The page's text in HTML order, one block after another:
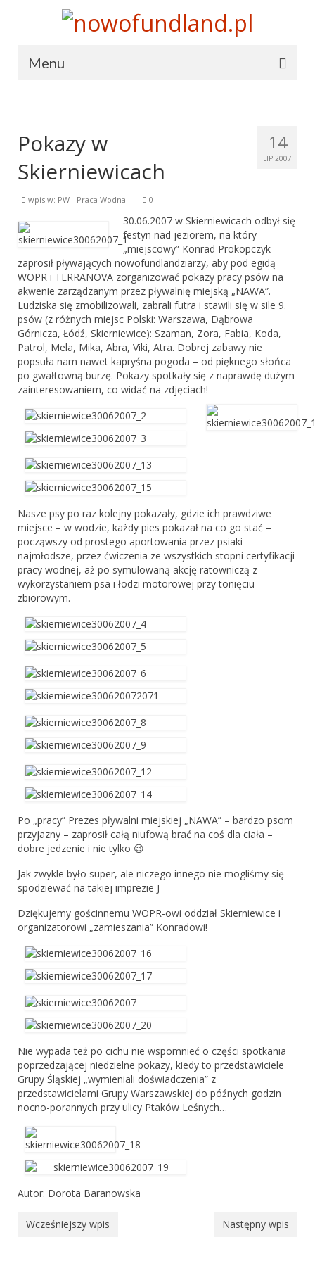
Menu
Statut
Prasa o nas
Hymn
Dołącz do nas
Baner
Poradnik
O hodowli
Pielęgnacja
Sekcje Stowarzyszenia Terranova
Sekcja pomocy
Sekcja Pomocy
Znalazły Dom
Adopcje
Sekcja Dogoterapii
Sekcje pracy z nowofundlandem
Sekcja Pracy Wodnej
PW – Praca Wodna
Przepisy Certyfikacji Pracy Wodnej
ćwiczenia sekcji Pracy Wodnej
PT – Posłuszeństwo
PP – praca pociągowa
PP czyli praca pociągowa
Przepisy Certyfikacji Pracy Pociągowej
Ćwiczenia pociągowe
Sporty zaprzęgowe
Sekcja Agility
Przepisy agillity
14
LIP 2007
Pokazy w
Skierniewicach
wpis w: PW - Praca Wodna | 0
30.06.2007 w Skierniewicach odbył się
festyn nad jeziorem, na który
„miejscowy” Konrad Prokopczyk
zaprosił pływających nowofundlandziarzy, aby pod egidą
WOPR i TERRANOVA zorganizować pokazy pracy psów na
akwenie zarządzanym przez pływalnię miejską „NAWA”.
Ludziska się zmobilizowali, zabrali futra i stawili się w sile 9.
psów (z różnych miejsc Polski: Warszawa, Dąbrowa
Górnicza, Łódź, Skierniewice): Szaman, Zora, Fabia, Koda,
Patrol, Mela, Mika, Abra, Viki, Atra. Dobrej zabawy nie
popsuła nam nawet kapryśna pogoda – od pięknego słońca
po gwałtowną burzę. Pokazy spotkały się z naprawdę dużym
zainteresowaniem, co widać na zdjęciach!
Nasze psy po raz kolejny pokazały, gdzie ich prawdziwe
miejsce – w wodzie, każdy pies pokazał na co go stać –
począwszy od prostego aportowania przez psiaki
najmłodsze, przez ćwiczenia ze wszystkich stopni certyfikacji
pracy wodnej, aż po symulowaną akcję ratowniczą z
wykorzystaniem psa i łodzi motorowej przy tonięciu
zbiorowym.
Po „pracy” Prezes pływalni miejskiej „NAWA” – bardzo psom
przyjazny – zaprosił całą niufową brać na coś dla ciała –
dobre jedzenie i nie tylko 😉
Jak zwykle było super, ale niczego innego nie mogliśmy się
spodziewać na takiej imprezie J
Dziękujemy gościnnemu WOPR-owi oddział Skierniewice i
organizatorowi „zamieszania” Konradowi!
Nie wypada też po cichu nie wspomnieć o części spotkania
poprzedzającej niedzielne pokazy, kiedy to przedstawiciele
Grupy Śląskiej „wymieniali doświadczenia” z
przedstawicielami Grupy Warszawskiej do późnych godzin
nocno-porannych przy ulicy Ptaków Leśnych…
Autor: Dorota Baranowska
Wcześniejszy wpis Następny wpis